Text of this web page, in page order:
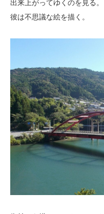
出来上がってゆくのを見る
彼は不思議な絵を描く。